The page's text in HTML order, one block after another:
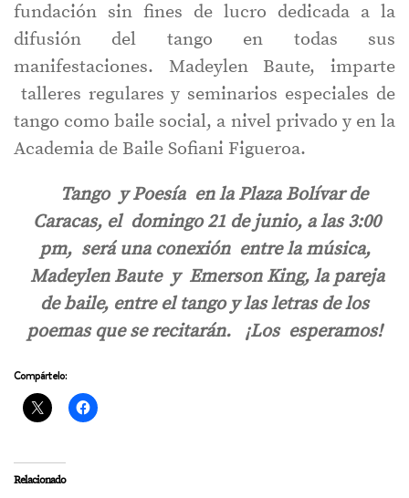
fundación sin fines de lucro dedicada a la
difusión del tango en todas sus
manifestaciones. Madeylen Baute, imparte
talleres regulares y seminarios especiales de
tango como baile social, a nivel privado y en la
Academia de Baile Sofiani Figueroa.
Tango y Poesía en la Plaza Bolívar de
Caracas, el domingo 21 de junio, a las 3:00
pm, será una conexión entre la música,
Madeylen Baute y Emerson King, la pareja
de baile, entre el tango y las letras de los
poemas que se recitarán. ¡Los esperamos!
Compártelo:
Relacionado